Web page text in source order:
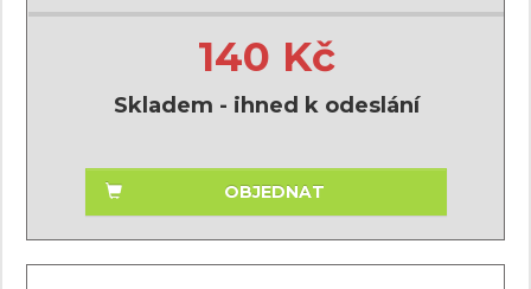
140 Kč
Skladem - ihned k odeslání
OBJEDNAT